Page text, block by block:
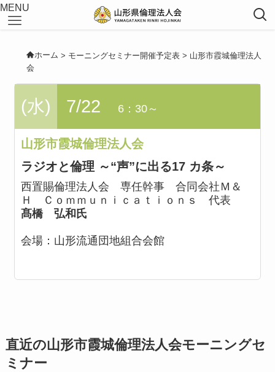
MENU
ホーム > モーニングセミナー開催予定表> 山形市霞城倫理法人
会
(水) 7/22 6：30～
山形市霞城倫理法人会
ラジオと倫理 ～“声”に出る17 カ条～
西置賜倫理法人会 専任幹事 合同会社Ｍ＆
Ｈ Ｃｏｍｍｕｎｉｃａｔｉｏｎｓ 代表
髙橋 弘和氏
会場： 山形流通団地組合会館
直近の山形市霞城倫理法人会モーニングセ
ミナー